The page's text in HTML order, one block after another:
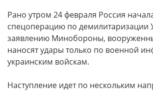
Рано утром 24 февраля Россия
спецоперацию по демилитаризации
заявлению Минобороны,
наносят удары только по военной
украинским войскам.
Наступление идет по нескольким